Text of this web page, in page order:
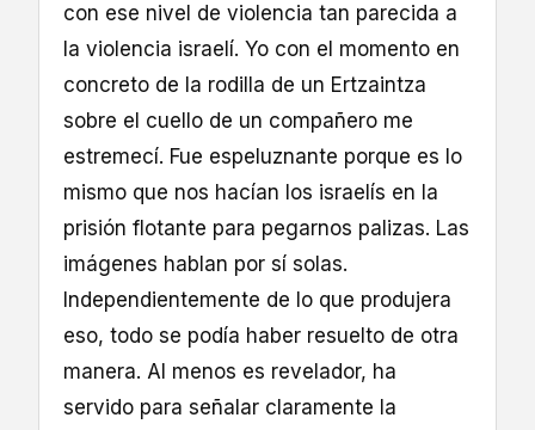
con ese nivel de violencia tan parecida a
la violencia israelí. Yo con el momento en
concreto de la rodilla de un Ertzaintza
sobre el cuello de un compañero me
estremecí. Fue espeluznante porque es lo
mismo que nos hacían los israelís en la
prisión flotante para pegarnos palizas. Las
imágenes hablan por sí solas.
Independientemente de lo que produjera
eso, todo se podía haber resuelto de otra
manera. Al menos es revelador, ha
servido para señalar claramente la